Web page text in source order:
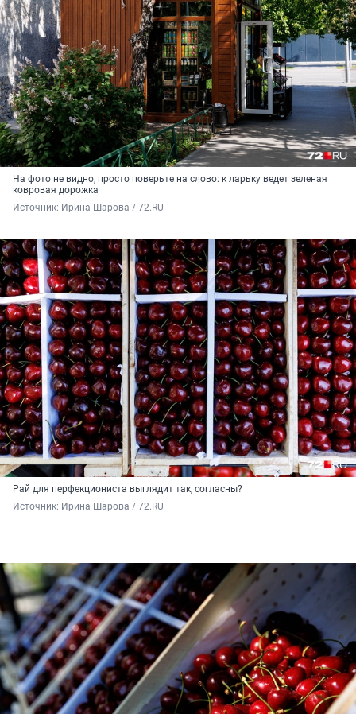
На фото не видно, просто поверьте на слово: к ларьку ведет зеленая
ковровая дорожка
Источник: Ирина Шарова / 72.RU
Рай для перфекциониста выглядит так, согласны?
Источник: Ирина Шарова / 72.RU